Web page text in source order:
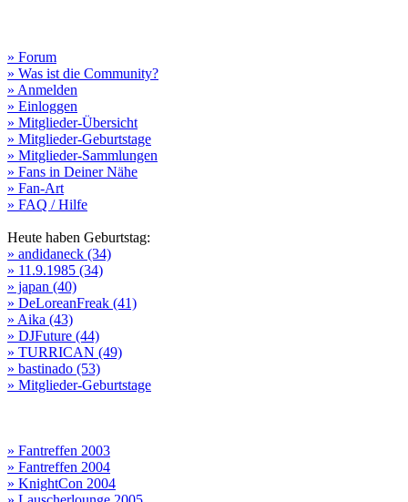
» Forum
» Was ist die Community?
» Anmelden
» Einloggen
» Mitglieder-Übersicht
» Mitglieder-Geburtstage
» Mitglieder-Sammlungen
» Fans in Deiner Nähe
» Fan-Art
» FAQ / Hilfe
Heute haben Geburtstag:
» andidaneck (34)
» 11.9.1985 (34)
» japan (40)
» DeLoreanFreak (41)
» Aika (43)
» DJFuture (44)
» TURRICAN (49)
» bastinado (53)
» Mitglieder-Geburtstage
» Fantreffen 2003
» Fantreffen 2004
» KnightCon 2004